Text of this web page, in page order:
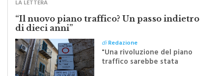
“Il nuovo piano traffico? Un passo indietro
di dieci anni”
"Una rivoluzione del piano
traffico sarebbe stata
efficace se preceduta da
una rivoluzione culturale"